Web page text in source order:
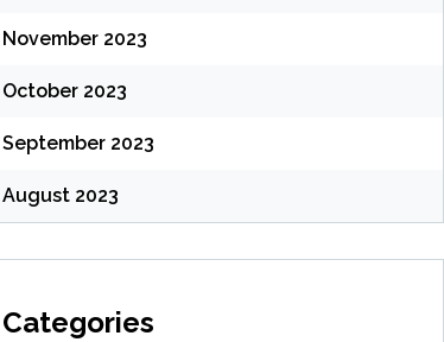
November 2023
October 2023
September 2023
August 2023
Categories